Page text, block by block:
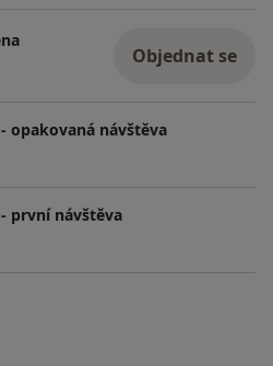
Objednat se
opakovaná návštěva
první návštěva